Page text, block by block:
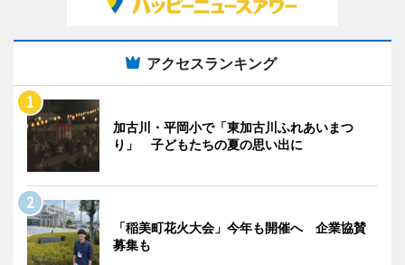
アクセスランキング
加古川・平岡小で「東加古川ふれあいまつ
り」 子どもたちの夏の思い出に
「稲美町花火大会」今年も開催へ 企業協賛
募集も